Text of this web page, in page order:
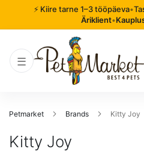
⚡ Kiire tarne 1–3 tööpäeva•
Äriklient•
Petmarket Brands Kitty Joy
Kitty Joy